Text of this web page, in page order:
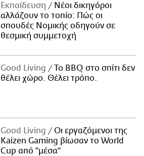
Εκπαίδευση
Νέοι δικηγόροι
αλλάζουν το τοπίο: Πώς οι
σπουδές Νομικής οδηγούν σε
θεσμική συμμετοχή
Good Living
Το BBQ στο σπίτι δεν
θέλει χώρο. Θέλει τρόπο.
Good Living
Οι εργαζόμενοι της
Kaizen Gaming βίωσαν το World
Cup από "μέσα"